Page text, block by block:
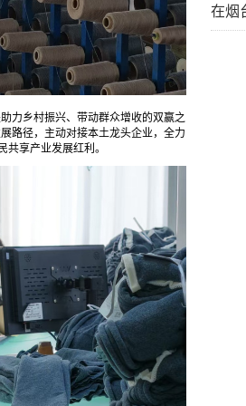
力乡村振兴、带动群众增收的双赢之
路径，主动对接本土龙头企业，全力
享产业发展红利。
在烟